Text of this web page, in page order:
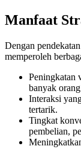
Manfaat
Dengan
memperoleh
Peningkatan
banyak
Interaksi
tertarik.
Tingkat
pembelian,